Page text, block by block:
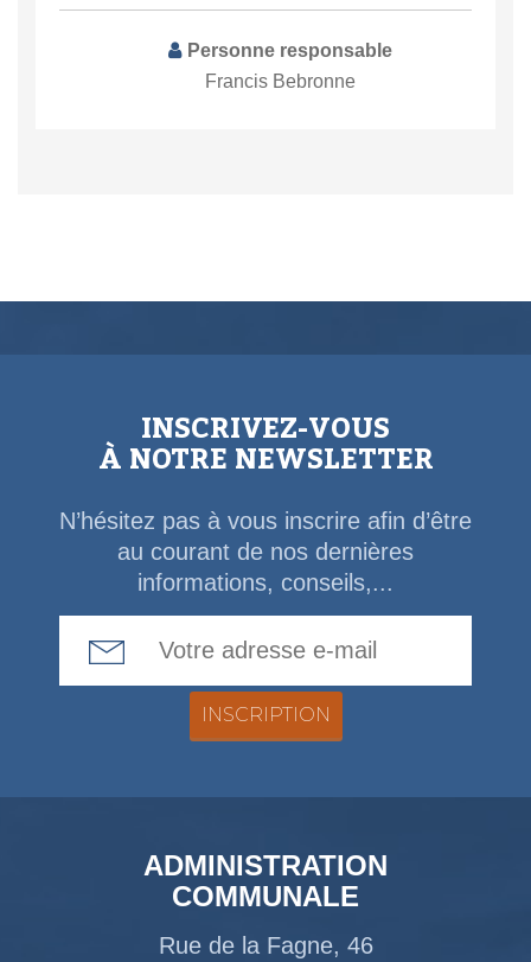
Personne responsable
Francis Bebronne
INSCRIVEZ-VOUS
À NOTRE NEWSLETTER
N’hésitez pas à vous inscrire afin d’être
au courant de nos dernières
informations, conseils,...
ADMINISTRATION
COMMUNALE
Rue de la Fagne, 46